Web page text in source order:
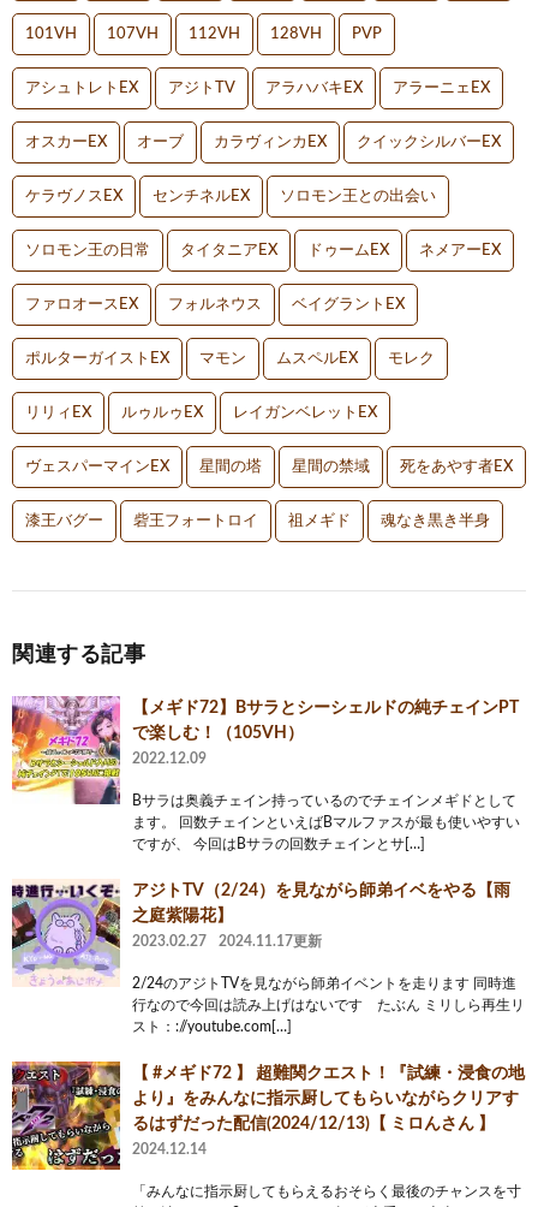
101VH 107VH 112VH 128VH PVP
アシュトレトEX アジトTV アラハバキEX アラーニェEX
オスカーEX オーブ カラヴィンカEX クイックシルバーEX
ケラヴノスEX センチネルEX ソロモン王との出会い
ソロモン王の日常 タイタニアEX ドゥームEX ネメアーEX
ファロオースEX フォルネウス ベイグラントEX
ポルターガイストEX マモン ムスペルEX モレク
リリィEX ルゥルゥEX レイガンベレットEX
ヴェスパーマインEX 星間の塔 星間の禁域 死をあやす者EX
漆王バグー 砦王フォートロイ 祖メギド 魂なき黒き半身
関連する記事
【メギド72】Bサラとシーシェルドの純チェインPT
で楽しむ！（105VH）
2022.12.09
Bサラは奥義チェイン持っているのでチェインメギドとして
ます。 回数チェインといえばBマルファスが最も使いやすい
ですが、 今回はBサラの回数チェインとサ[…]
アジトTV（2/24）を見ながら師弟イベをやる【雨
之庭紫陽花】
2023.02.27 2024.11.17更新
2/24のアジトTVを見ながら師弟イベントを走ります 同時進
行なので今回は読み上げはないです たぶん ミリしら再生リ
スト：://youtube.com[…]
【 #メギド72 】 超難関クエスト！『試練・浸食の地
より』をみんなに指示厨してもらいながらクリアす
るはずだった配信(2024/12/13)【 ミロんさん 】
2024.12.14
「みんなに指示厨してもらえるおそらく最後のチャンスを寸